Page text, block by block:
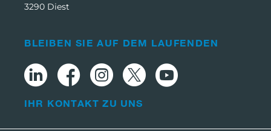
3290 Diest
BLEIBEN SIE AUF DEM LAUFENDEN
IHR KONTAKT ZU UNS